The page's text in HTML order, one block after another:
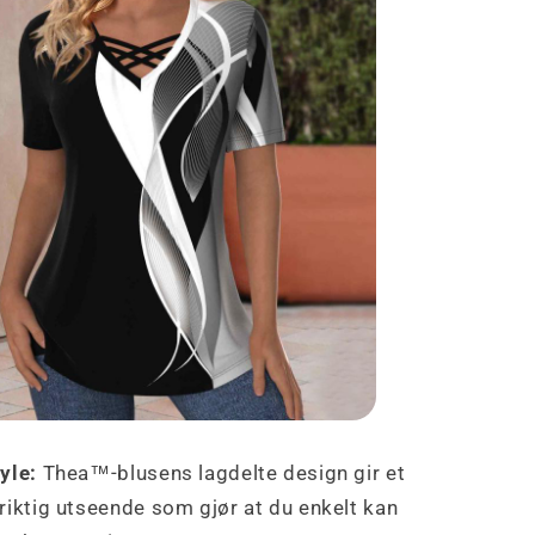
Thea™-blusens lagdelte design gir et
utseende som gjør at du enkelt kan